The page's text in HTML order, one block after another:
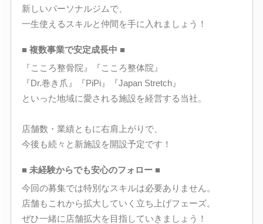
新しいパーソナルジムで、
一生使えるスキルと仲間を手に入れましょう！
■ 複数事業で安定成長中 ■
『こころ整骨院』『こころ整体院』
『Dr.巻き爪』『PiPi』『Japan Stretch』
といった地域に愛される施設を経営する当社。
店舗数・業績ともに右肩上がりで、
今後も続々と新施設を開設予定です！
■ 未経験からでも安心のフォロー ■
今回の募集では特別なスキルは必要ありません。
店舗もこれから拡大していく立ち上げフェーズ。
ぜひ一緒に店舗拡大を目指していきましょう！